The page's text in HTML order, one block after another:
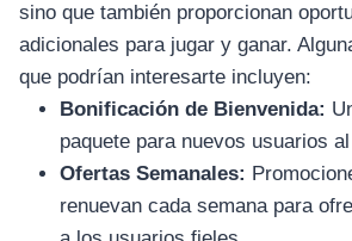
อุปกรณ์เพื่อความบันเทิง
อุปกรณ์เพื่อความบันเทิง
หูฟัง
ลำโพง
sino que también proporcionan
adicionales para jugar y ganar.
que podrían interesarte incluyen:
Bonificación de Bienvenida:
paquete para nuevos usuarios
Ofertas Semanales:
renuevan cada semana para